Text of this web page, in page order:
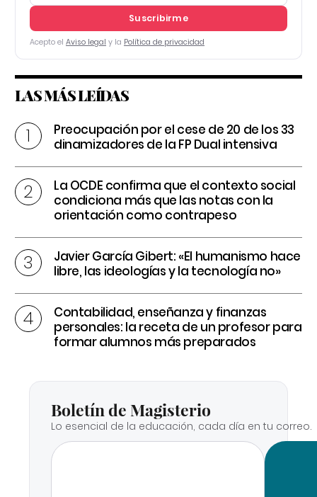
Suscribirme
Acepto el Aviso legal y la Política de privacidad
LAS MÁS LEÍDAS
Preocupación por el cese de 20 de los 33
dinamizadores de la FP Dual intensiva
La OCDE confirma que el contexto social
condiciona más que las notas con la
orientación como contrapeso
Javier García Gibert: «El humanismo hace
libre, las ideologías y la tecnología no»
Contabilidad, enseñanza y finanzas
personales: la receta de un profesor para
formar alumnos más preparados
Boletín de Magisterio
Lo esencial de la educación, cada día en tu correo.